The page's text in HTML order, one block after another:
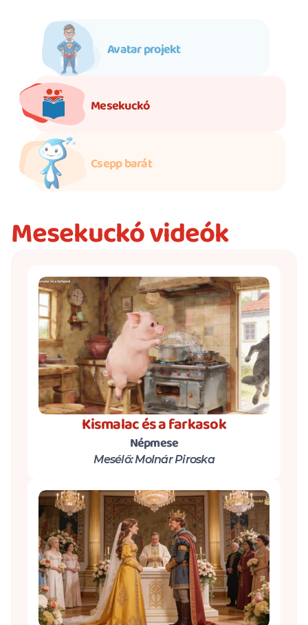
Beutaló kódok
Intézet
Szülőknek
Gyerekeknek
HEIM Akadémia
Karrier
Avatar projekt
Mesekuckó
Csepp barát
Mesekuckó videók
Kismalac és a farkasok
Népmese
Mesélő: Molnár Piroska